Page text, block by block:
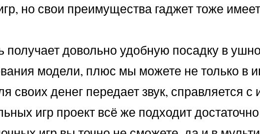
но свои преимущества гаджет тоже
довольно удобную посадку в
модели, плюс мы можете не только в
денег передает звук, справляется с
игр проект всё же подходит